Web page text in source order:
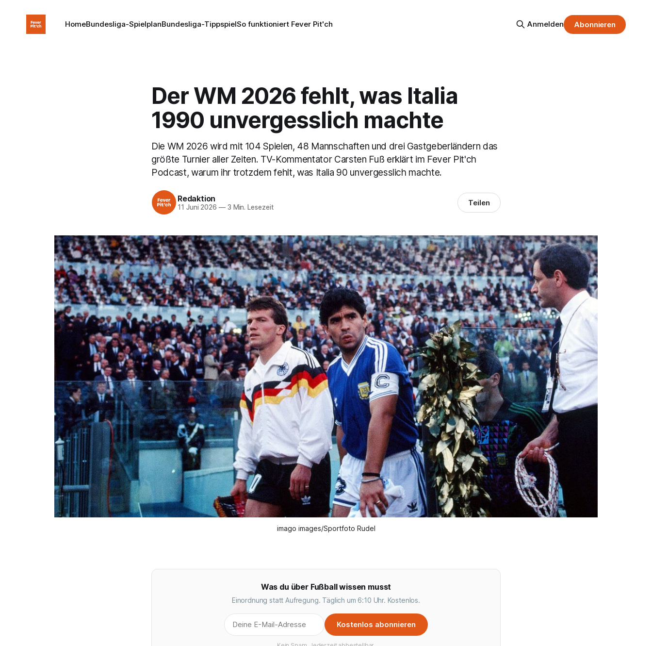
HomeBundesliga-SpielplanBundesliga-TippspielSo funktioniert Fever Pit'ch Anmelden Abonnieren
Der WM 2026 fehlt, was Italia
1990 unvergesslich machte
Die WM 2026 wird mit 104 Spielen, 48 Mannschaften und drei Gastgeberländern das
größte Turnier aller Zeiten. TV-Kommentator Carsten Fuß erklärt im Fever Pit'ch
Podcast, warum ihr trotzdem fehlt, was Italia 90 unvergesslich machte.
Redaktion
11 Juni 2026 —3 Min. Lesezeit Teilen
imago images/Sportfoto Rudel
Was du über Fußball wissen musst
Einordnung statt Aufregung. Täglich um 6:10 Uhr. Kostenlos.
Kostenlos abonnieren